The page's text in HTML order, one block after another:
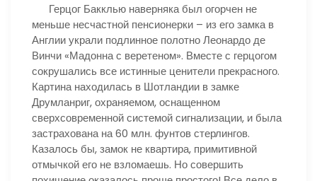
Герцог Бакклью наверняка был огорчен не
меньше несчастной пенсионерки – из его замка в
Англии украли подлинное полотно Леонардо де
Винчи «Мадонна с веретеном». Вместе с герцогом
сокрушались все истинные ценители прекрасного.
Картина находилась в Шотландии в замке
Друмланриг, охраняемом, оснащенном
сверхсовременной системой сигнализации, и была
застрахована на 60 млн. фунтов стерлингов.
Казалось бы, замок не квартира, примитивной
отмычкой его не взломаешь. Но совершить